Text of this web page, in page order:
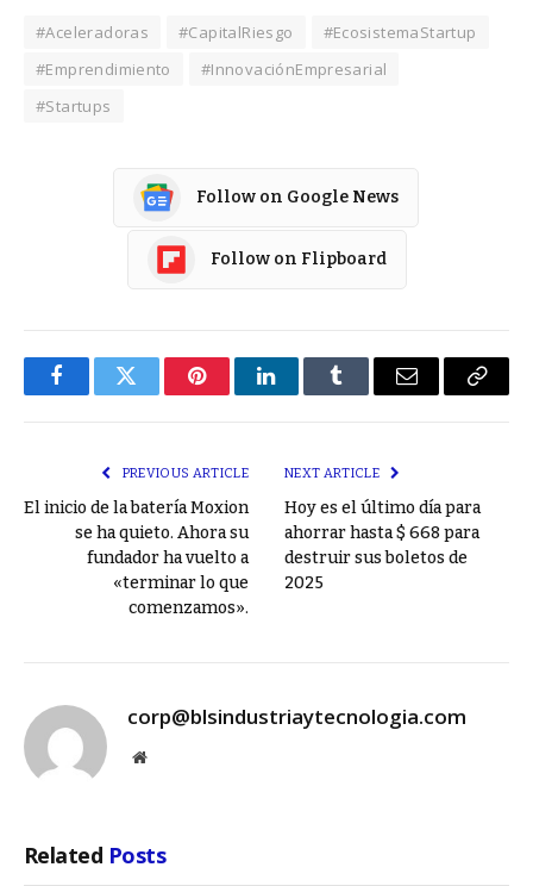
#Aceleradoras #CapitalRiesgo
#EcosistemaStartup
#Emprendimiento
#InnovaciónEmpresarial
#Startups
Follow on Google News
Follow on Flipboard
FacebookTwitter PinterestLinkedInTumblr Email
Copy
PREVIOUS ARTICLE
El inicio de la batería Moxion
se ha quieto. Ahora su
fundador ha vuelto a
«terminar lo que
comenzamos».
NEXT ARTICLE
Hoy es el último día para
ahorrar hasta $ 668 para
destruir sus boletos de
2025
corp@blsindustriaytecnologia.com
Website
Related Posts